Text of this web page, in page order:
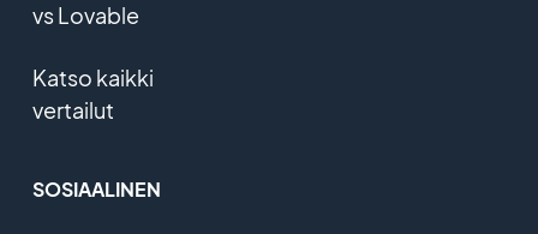
vs Lovable
Katso kaikki
vertailut
SOSIAALINEN